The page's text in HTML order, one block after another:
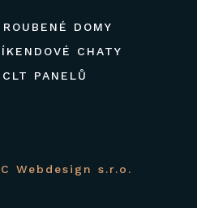
DOMY
CHATY
PANELŮ
Webdesign s.r.o.